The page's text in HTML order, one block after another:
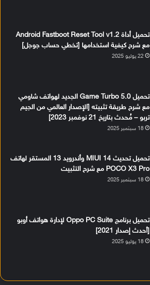
تحميل أداة Android Fastboot Reset Tool v1.2
مع شرح كيفية استخدامها [تخطي حساب جوجل]
22 يوليو 2025
تحميل Game Turbo 5.0 الجديد لهواتف شاومي
مع شرح طريقة تثبيته [الإصدار العالمي من الجيم
تربو – مُحدث بتاريخ 21 نوفمبر 2023]
18 سبتمبر 2025
تحميل تحديث MIUI 14 وأندرويد 13 المستقر لهاتف
POCO X3 Pro مع شرح التثبيت
18 سبتمبر 2025
تحميل برنامج Oppo PC Suite لإدارة هواتف أوبو
[أحدث إصدار 2021]
18 يوليو 2025